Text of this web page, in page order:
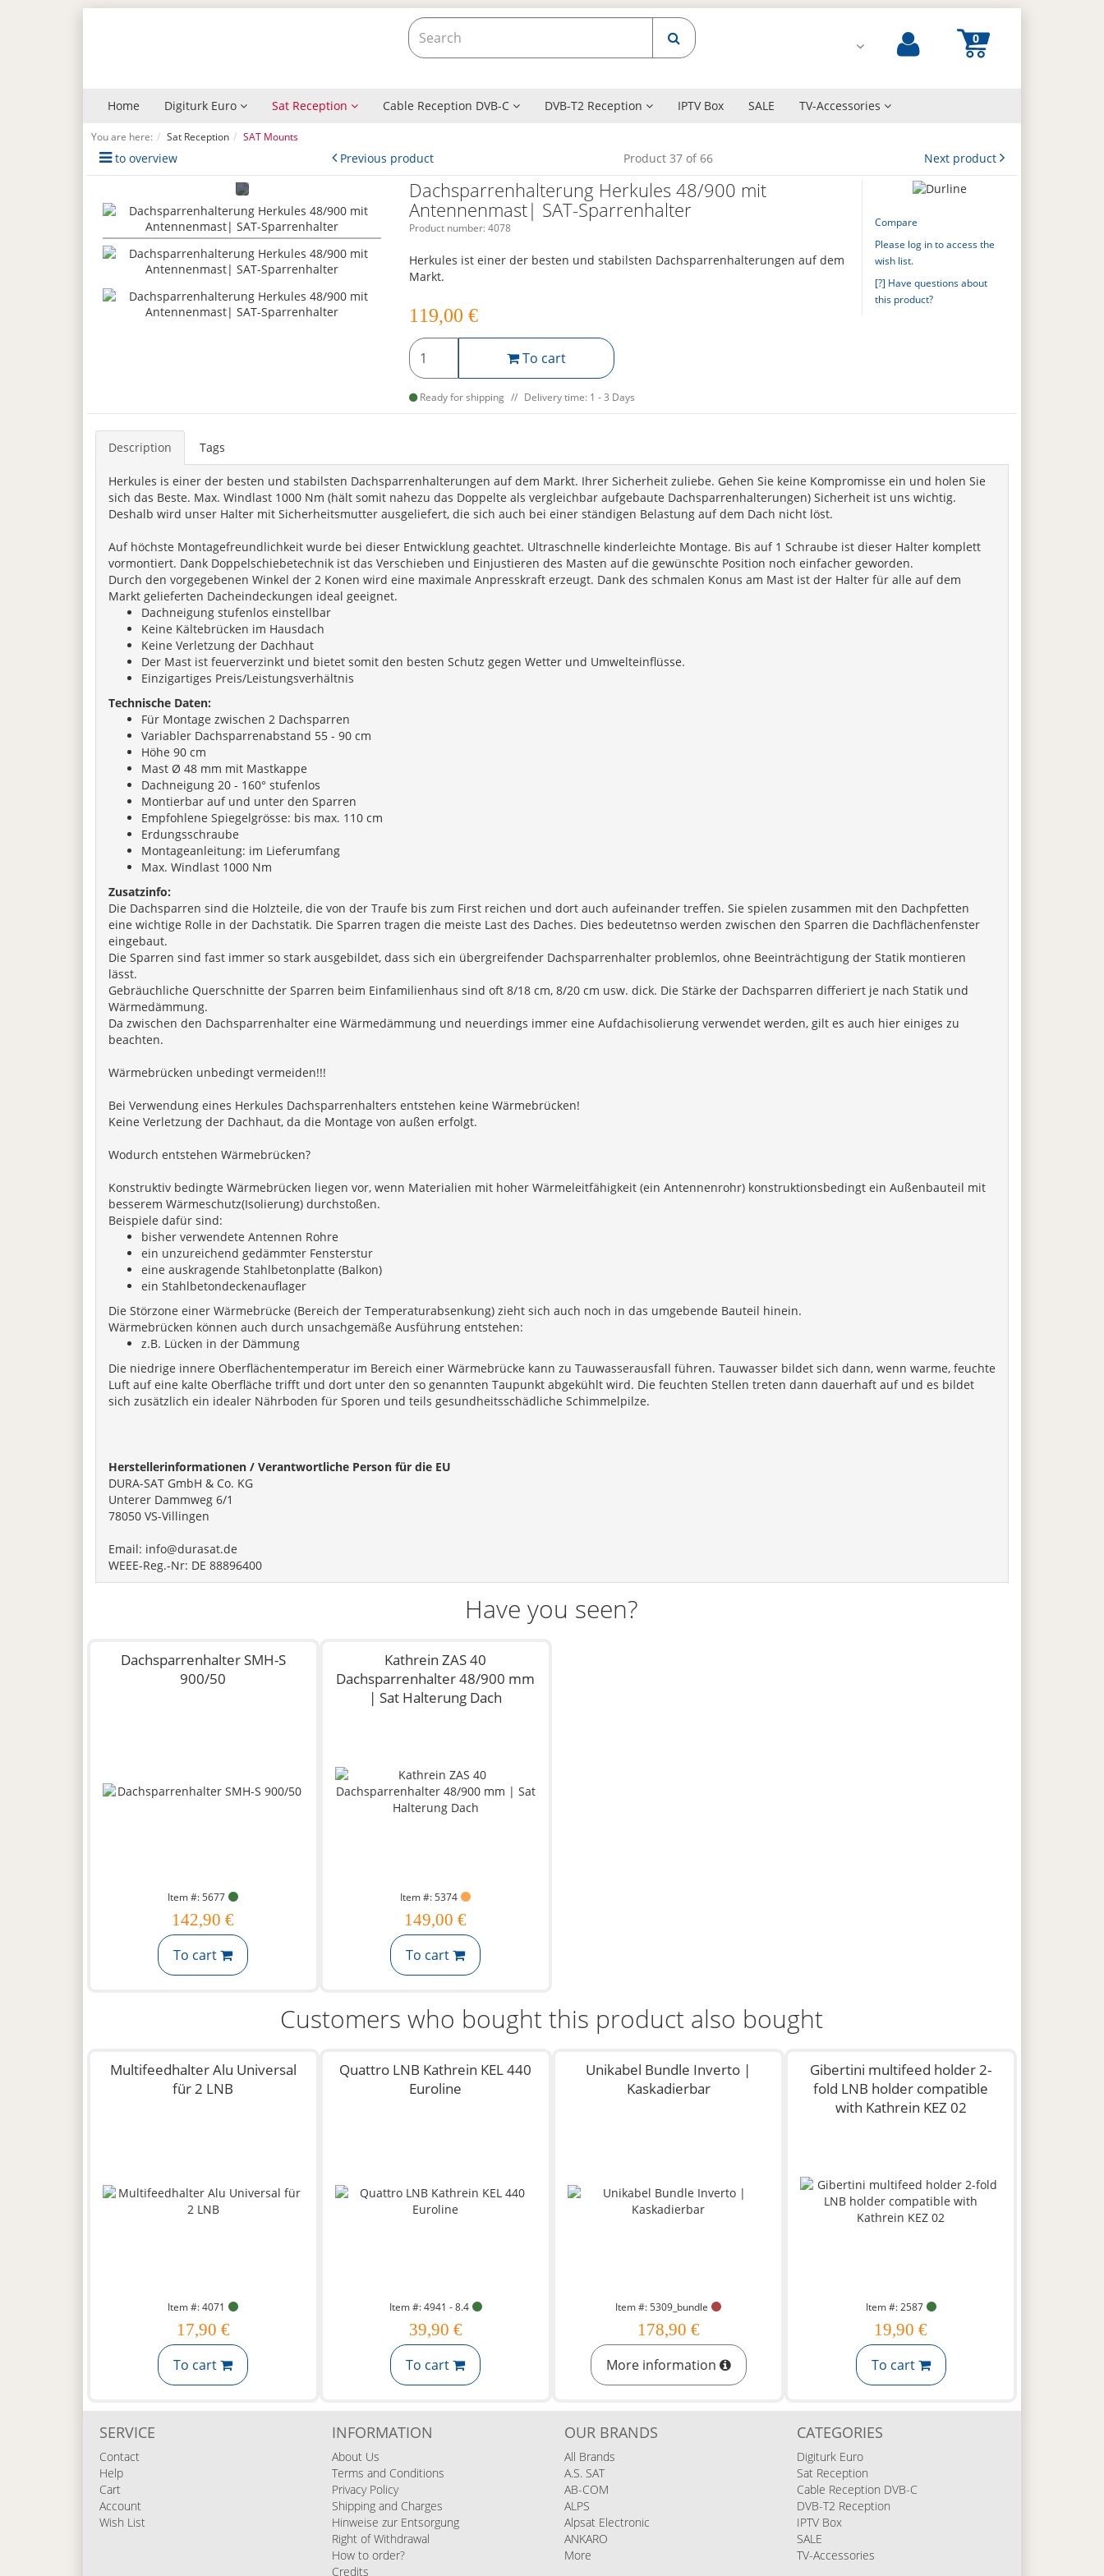
Home Digiturk Euro Sat Reception Cable Reception DVB-C DVB-T2 Reception IPTV Box SALE TV-Accessories
You are here: Sat Reception SAT Mounts
to overview Previous product Product 37 of 66 Next product
Dachsparrenhalterung Herkules 48/900 mit
Antennenmast| SAT-Sparrenhalter
Product number:4078
Herkules ist einer der besten und stabilsten Dachsparrenhalterungen auf dem
Markt.
119,00 €
To cart
Ready for shipping Delivery time: 1 - 3 Days
Compare
Please log in to access the
wish list.
[?] Have questions about
this product?
Description Tags
Herkules is einer der besten und stabilsten Dachsparrenhalterungen auf dem Markt. Ihrer Sicherheit zuliebe. Gehen Sie keine Kompromisse ein und holen Sie
sich das Beste. Max. Windlast 1000 Nm (hält somit nahezu das Doppelte als vergleichbar aufgebaute Dachsparrenhalterungen) Sicherheit ist uns wichtig.
Deshalb wird unser Halter mit Sicherheitsmutter ausgeliefert, die sich auch bei einer ständigen Belastung auf dem Dach nicht löst.
Auf höchste Montagefreundlichkeit wurde bei dieser Entwicklung geachtet. Ultraschnelle kinderleichte Montage. Bis auf 1 Schraube ist dieser Halter komplett
vormontiert. Dank Doppelschiebetechnik ist das Verschieben und Einjustieren des Masten auf die gewünschte Position noch einfacher geworden.
Durch den vorgegebenen Winkel der 2 Konen wird eine maximale Anpresskraft erzeugt. Dank des schmalen Konus am Mast ist der Halter für alle auf dem
Markt gelieferten Dacheindeckungen ideal geeignet.
Dachneigung stufenlos einstellbar
Keine Kältebrücken im Hausdach
Keine Verletzung der Dachhaut
Der Mast ist feuerverzinkt und bietet somit den besten Schutz gegen Wetter und Umwelteinflüsse.
Einzigartiges Preis/Leistungsverhältnis
Technische Daten:
Für Montage zwischen 2 Dachsparren
Variabler Dachsparrenabstand 55 - 90 cm
Höhe 90 cm
Mast Ø 48 mm mit Mastkappe
Dachneigung 20 - 160° stufenlos
Montierbar auf und unter den Sparren
Empfohlene Spiegelgrösse: bis max. 110 cm
Erdungsschraube
Montageanleitung: im Lieferumfang
Max. Windlast 1000 Nm
Zusatzinfo:
Die Dachsparren sind die Holzteile, die von der Traufe bis zum First reichen und dort auch aufeinander treffen. Sie spielen zusammen mit den Dachpfetten
eine wichtige Rolle in der Dachstatik. Die Sparren tragen die meiste Last des Daches. Dies bedeutetnso werden zwischen den Sparren die Dachflächenfenster
eingebaut.
Die Sparren sind fast immer so stark ausgebildet, dass sich ein übergreifender Dachsparrenhalter problemlos, ohne Beeinträchtigung der Statik montieren
lässt.
Gebräuchliche Querschnitte der Sparren beim Einfamilienhaus sind oft 8/18 cm, 8/20 cm usw. dick. Die Stärke der Dachsparren differiert je nach Statik und
Wärmedämmung.
Da zwischen den Dachsparrenhalter eine Wärmedämmung und neuerdings immer eine Aufdachisolierung verwendet werden, gilt es auch hier einiges zu
beachten.
Wärmebrücken unbedingt vermeiden!!!
Bei Verwendung eines Herkules Dachsparrenhalters entstehen keine Wärmebrücken!
Keine Verletzung der Dachhaut, da die Montage von außen erfolgt.
Wodurch entstehen Wärmebrücken?
Konstruktiv bedingte Wärmebrücken liegen vor, wenn Materialien mit hoher Wärmeleitfähigkeit (ein Antennenrohr) konstruktionsbedingt ein Außenbauteil mit
besserem Wärmeschutz(Isolierung) durchstoßen.
Beispiele dafür sind:
bisher verwendete Antennen Rohre
ein unzureichend gedämmter Fensterstur
eine auskragende Stahlbetonplatte (Balkon)
ein Stahlbetondeckenauflager
Die Störzone einer Wärmebrücke (Bereich der Temperaturabsenkung) zieht sich auch noch in das umgebende Bauteil hinein.
Wärmebrücken können auch durch unsachgemäße Ausführung entstehen:
z.B. Lücken in der Dämmung
Die niedrige innere Oberflächentemperatur im Bereich einer Wärmebrücke kann zu Tauwasserausfall führen. Tauwasser bildet sich dann, wenn warme, feuchte
Luft auf eine kalte Oberfläche trifft und dort unter den so genannten Taupunkt abgekühlt wird. Die feuchten Stellen treten dann dauerhaft auf und es bildet
sich zusätzlich ein idealer Nährboden für Sporen und teils gesundheitsschädliche Schimmelpilze.
Herstellerinformationen / Verantwortliche Person für die EU
DURA-SAT GmbH & Co. KG
Unterer Dammweg 6/1
78050 VS-Villingen
Email: info@durasat.de
WEEE-Reg.-Nr: DE 88896400
Have you seen?
Dachsparrenhalter SMH-S
900/50
Item #: 5677
142,90 €
To cart
Kathrein ZAS 40
Dachsparrenhalter 48/900 mm
| Sat Halterung Dach
Item #: 5374
149,00 €
To cart
Customers who bought this product also bought
Multifeedhalter Alu Universal
für 2 LNB
Item #: 4071
17,90 €
To cart
Quattro LNB Kathrein KEL 440
Euroline
Item #: 4941 - 8.4
39,90 €
To cart
Unikabel Bundle Inverto |
Kaskadierbar
Item #: 5309_bundle
178,90 €
More information
Gibertini multifeed holder 2-
fold LNB holder compatible
with Kathrein KEZ 02
Item #: 2587
19,90 €
To cart
SERVICE
Contact
Help
Cart
Account
Wish List
INFORMATION
About Us
Terms and Conditions
Privacy Policy
Shipping and Charges
Hinweise zur Entsorgung
Right of Withdrawal
How to order?
Credits
OUR BRANDS
All Brands
A.S. SAT
AB-COM
ALPS
Alpsat Electronic
ANKARO
More
CATEGORIES
Digiturk Euro
Sat Reception
Cable Reception DVB-C
DVB-T2 Reception
IPTV Box
SALE
TV-Accessories